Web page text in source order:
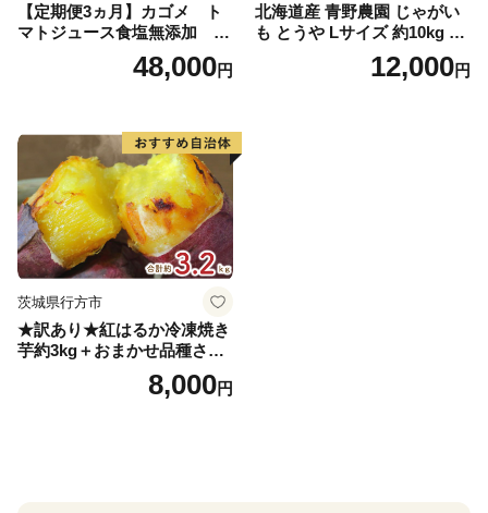
【定期便3ヵ月】カゴメ ト
マトジュース食塩無添加 72
0ml PET×15本 1ケース 毎月
届く 3ヵ月 3回コース ns001-
48,000円
北海道産 青野農園 じゃがい
も とうや Lサイズ 約10kg 20
26年10月初旬～12月下旬頃お
届け 先行予約 北海道 ジャガ
12,000円
茨城県行方市
★訳あり★紅はるか冷凍焼き
芋約3kg＋おまかせ品種さつ
まいも 合計約3.2kg｜さつ
まいも サツマイモ さつま芋
8,000円